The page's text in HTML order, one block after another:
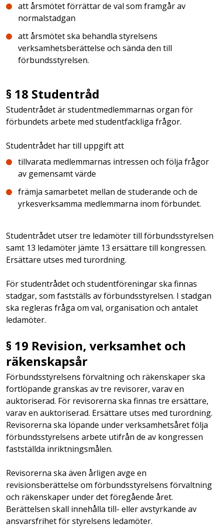
att årsmötet förrättar de val som framgår av
normalstadgan
att årsmötet ska behandla styrelsens
verksamhetsberättelse och sända den till
förbundsstyrelsen.
§ 18 Studentråd
Studentrådet är studentmedlemmarnas organ för
förbundets arbete med studentfackliga frågor.
Studentrådet har till uppgift att
tillvarata medlemmarnas intressen och följa frågor
av gemensamt värde
främja samarbetet mellan de studerande och de
yrkesverksamma medlemmarna inom förbundet.
Studentrådet utser tre ledamöter till förbundsstyrelsen
samt 13 ledamöter jämte 13 ersättare till kongressen.
Ersättare utses med turordning.
För studentrådet och studentföreningar ska finnas
stadgar, som fastställs av förbundsstyrelsen. I stadgan
ska regleras fråga om val, organisation och antalet
ledamöter.
§ 19 Revision, verksamhet och
räkenskapsår
Förbundsstyrelsens förvaltning och räkenskaper ska
fortlöpande granskas av tre revisorer, varav en
auktoriserad. För revisorerna ska finnas tre ersättare,
varav en auktoriserad. Ersättare utses med turordning.
Revisorerna ska löpande under verksamhetsåret följa
förbundsstyrelsens arbete utifrån de av kongressen
fastställda inriktningsmålen.
Revisorerna ska även årligen avge en
revisionsberättelse om förbundsstyrelsens förvaltning
och räkenskaper under det föregående året.
Berättelsen skall innehålla till- eller avstyrkande av
ansvarsfrihet för styrelsens ledamöter.